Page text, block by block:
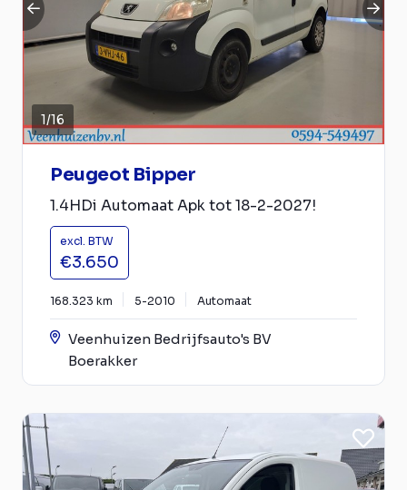
1/16
Peugeot Bipper
1.4HDi Automaat Apk tot 18-2-2027!
excl. BTW
€3.650
168.323 km 5-2010 Automaat
Veenhuizen Bedrijfsauto's BV
Boerakker